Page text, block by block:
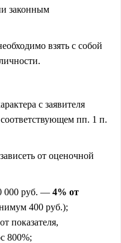
законным
взять с собой
с заявителя
пп. 1 п.
от оценочной
000 руб. — 4% от
400 руб.);
от показателя,
800%;